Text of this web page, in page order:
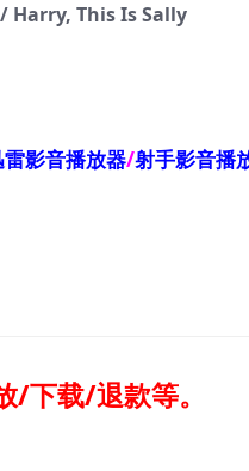
/ Harry, This Is Sally
影音播放器/射手影音播
/下载/退款等。